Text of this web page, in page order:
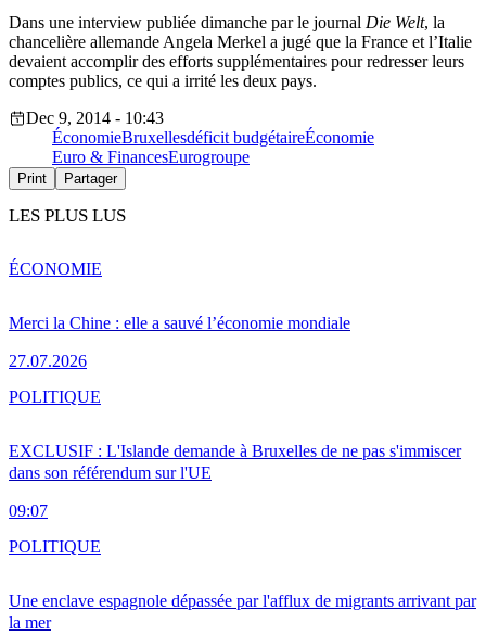
Dans une interview publiée dimanche par le journal Die Welt, la
chancelière allemande Angela Merkel a jugé que la France et l’Italie
devaient accomplir des efforts supplémentaires pour redresser leurs
comptes publics, ce qui a irrité les deux pays.
Dec 9, 2014 - 10:43
ÉconomieBruxellesdéficit budgétaireÉconomie
Euro & FinancesEurogroupe
Print Partager
LES PLUS LUS
Merci la Chine : elle a sauvé l’économie mondiale
27.07.2026
ÉCONOMIE
EXCLUSIF : L'Islande demande à Bruxelles de ne pas s'immiscer
dans son référendum sur l'UE
09:07
POLITIQUE
Une enclave espagnole dépassée par l'afflux de migrants arrivant par
la mer
POLITIQUE